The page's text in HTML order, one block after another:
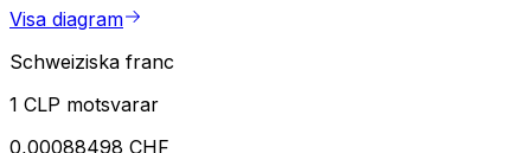
Visa diagram
Schweiziska franc
1 CLP motsvarar
0,00088498 CHF